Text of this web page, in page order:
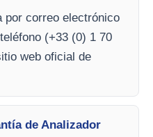
por correo electrónico
(+33 (0) 1 70
web oficial de
de Analizador